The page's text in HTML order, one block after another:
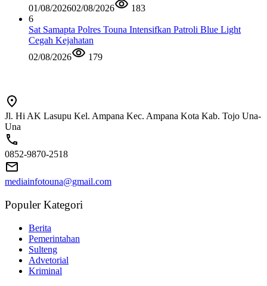
01/08/202602/08/2026
183
6
Sat Samapta Polres Touna Intensifkan Patroli Blue Light
Cegah Kejahatan
02/08/2026
179
Jl. Hi AK Lasupu Kel. Ampana Kec. Ampana Kota Kab. Tojo Una-
Una
0852-9870-2518
mediainfotouna@gmail.com
Populer Kategori
Berita
Pemerintahan
Sulteng
Advetorial
Kriminal